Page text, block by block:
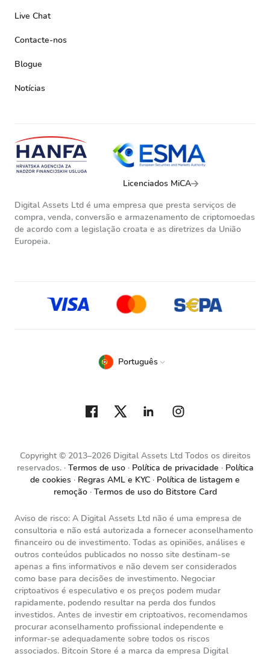
Live Chat
Contacte-nos
Blogue
Notícias
Licenciados MiCA
Digital Assets Ltd é uma empresa que presta serviços de
compra, venda, conversão e armazenamento de criptomoedas
de acordo com a legislação croata e as diretrizes da União
Europeia.
Copyright © 2013–2026 Digital Assets Ltd Todos os direitos
reservados.
Termos de uso Política de privacidade
Política
de cookies
Regras AML e KYC
Política de listagem e
remoção
Termos de uso do Bitstore Card
Português
Aviso de risco: A Digital Assets Ltd não é uma empresa de
consultoria e não está autorizada a fornecer aconselhamento
financeiro ou de investimento. Todas as opiniões, análises e
outros conteúdos publicados no nosso site destinam-se
apenas a fins informativos e não devem ser considerados
como base para decisões de investimento. Negociar
criptoativos é especulativo e os preços podem mudar
rapidamente, podendo resultar na perda dos fundos
investidos. Antes de investir em criptoativos, recomendamos
procurar aconselhamento profissional independente e
informar-se adequadamente sobre todos os riscos
associados. Bitcoin Store é a marca da empresa Digital